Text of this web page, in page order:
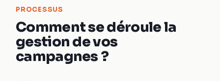
PROCESSUS
Comment se déroule la
gestion de vos
campagnes ?